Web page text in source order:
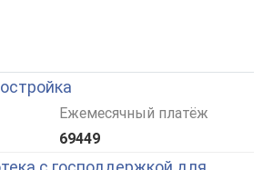
Ежемесячный платёж
69449